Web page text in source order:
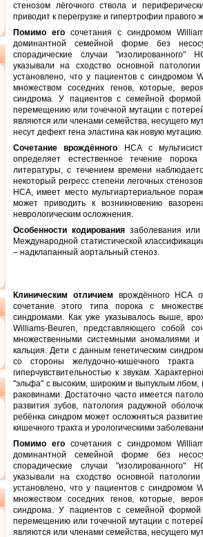
стенозом лёгочного ствола и
приводит к перегрузке и гипертрофии правого
Помимо егосочетания с синдромом
доминантной семейной форме без
спорадические случаи "изолированного"
указывали на сходство основной
установлено, что у пациентов с синдромом
множеством соседних генов, которые,
синдрома. У пациентов с семейной
перемещению или точечной мутации с
являются или членами семейства, несущего
несут дефект гена эластина как новую мутацию.
Сочетание врождённого НСА с
определяет естественное течение
литературы, с течением времени
некоторый регресс степени легочных
НСА, имеет место мультиартериальное
может приводить к возникновению
неврологическим осложнения.
Особенности кодированиязаболевания или
Международной статистической
– надклапанный аортальный стеноз.
Клиническим отличием врождённого НСА
сочетание этого типа порока с
синдромами. Как уже указывалось выше,
Williams-Beuren, представляющего собой
множественными системными аномалиями
кальция. Дети с данным генетическим
со стороны желудочно-кишечного
гиперчувствительностью к звукам.
"эльфа" с высоким, широким и выпуклым
раковинами. Достаточно часто имеется
развития зубов, патология радужной
ребёнка синдром может осложняться
кишечного тракта и урологическими
Помимо егосочетания с синдромом
доминантной семейной форме без
спорадические случаи "изолированного"
указывали на сходство основной
установлено, что у пациентов с синдромом
множеством соседних генов, которые,
синдрома. У пациентов с семейной
перемещению или точечной мутации с
являются или членами семейства, несущего